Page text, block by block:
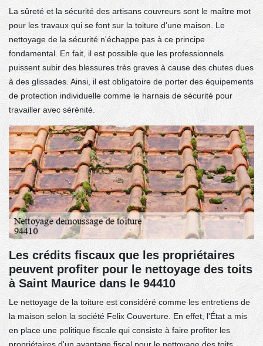
La sûreté et la sécurité des artisans couvreurs sont le maître mot
pour les travaux qui se font sur la toiture d'une maison. Le
nettoyage de la sécurité n'échappe pas à ce principe
fondamental. En fait, il est possible que les professionnels
puissent subir des blessures très graves à cause des chutes dues
à des glissades. Ainsi, il est obligatoire de porter des équipements
de protection individuelle comme le harnais de sécurité pour
travailler avec sérénité.
Les crédits fiscaux que les propriétaires
peuvent profiter pour le nettoyage des toits
à Saint Maurice dans le 94410
Le nettoyage de la toiture est considéré comme les entretiens de
la maison selon la société Felix Couverture. En effet, l'État a mis
en place une politique fiscale qui consiste à faire profiter les